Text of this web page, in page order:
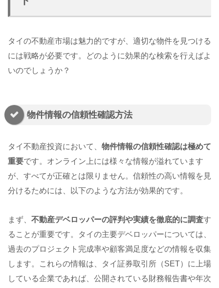
タイの不動産市場は魅力的ですが、適切な物件を見つける
には戦略が必要です。どのように効果的な検索を行えばよ
いのでしょうか？
物件情報の信頼性確認方法
タイ不動産投資において、 物件情報の信頼性確認は極めて
重要です。オンライン上には様々な情報が溢れています
が、すべてが正確とは限りません。信頼性の高い情報を見
分けるためには、以下のような方法が効果的です。
まず、 不動産デベロッパーの評判や実績を徹底的に調査す
ることが重要です。タイの主要デベロッパーについては、
過去のプロジェクト完成率や顧客満足度などの情報を収集
します。これらの情報は、タイ証券取引所（SET）に上場
している企業であれば、公開されている財務報告書や年次